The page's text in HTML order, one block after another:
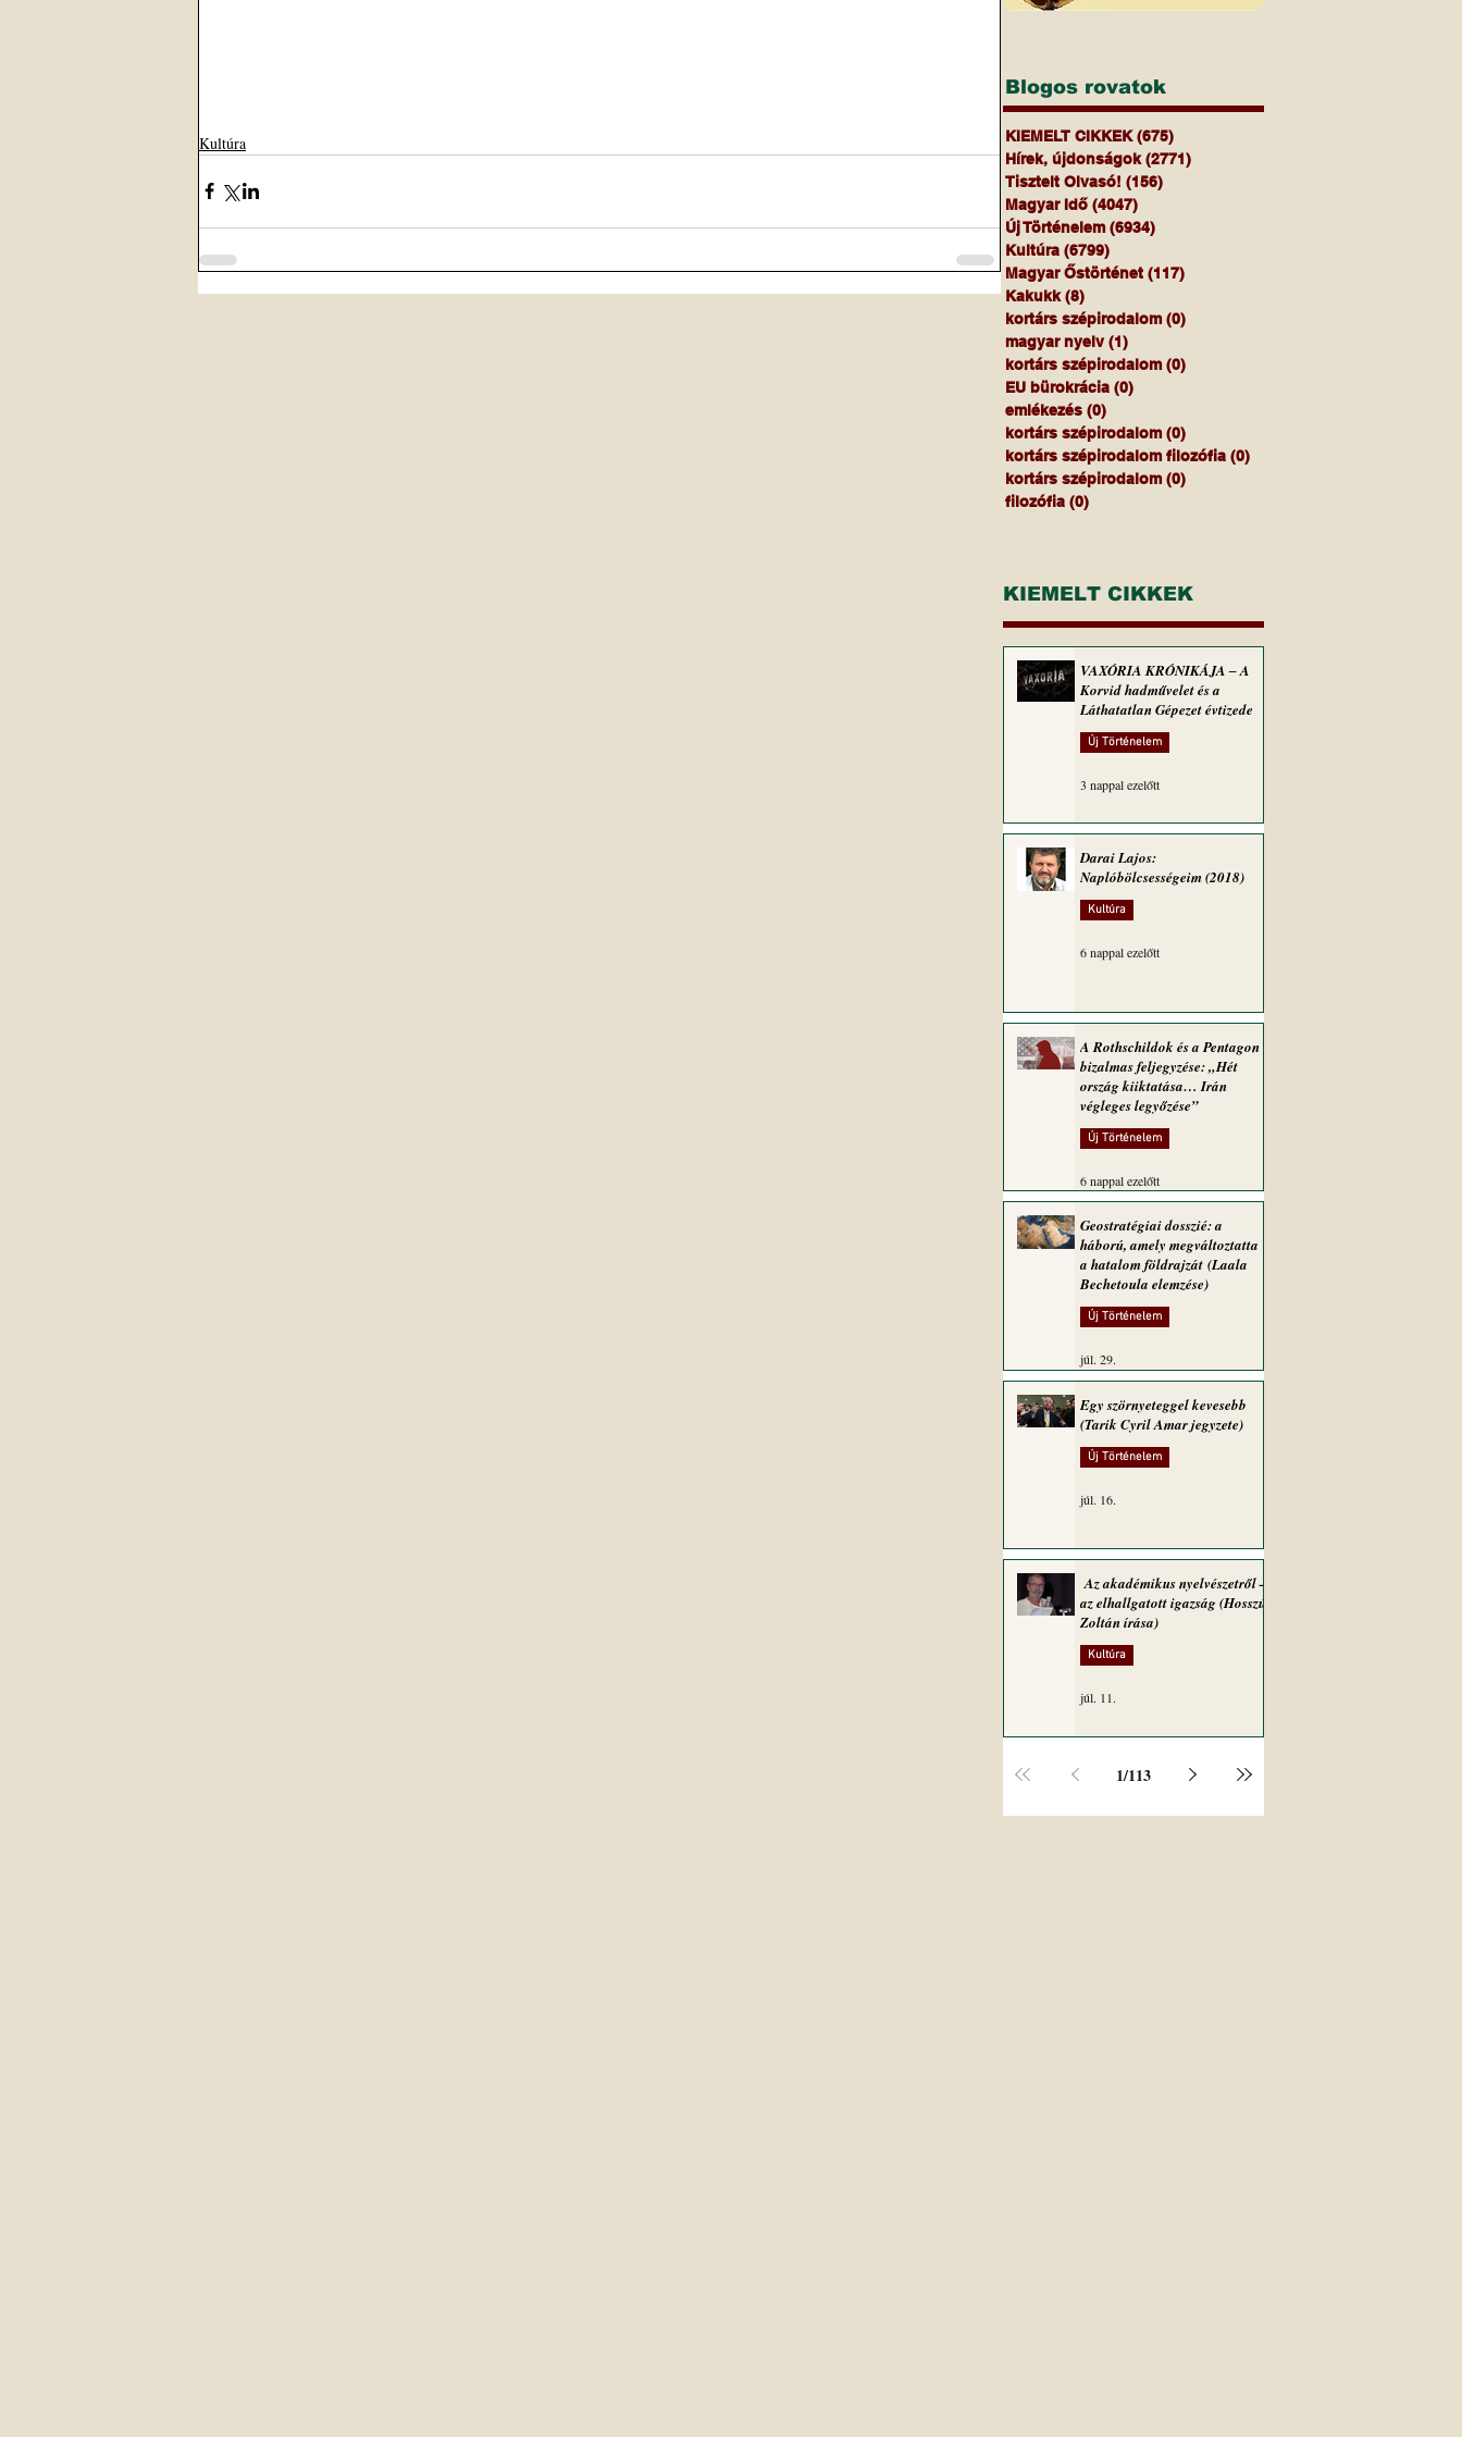
Kultúra
Blogos rovatok
KIEMELT CIKKEK (675)
Hírek, újdonságok (2771)
Tisztelt Olvasó! (156)
Magyar Idő (4047)
Új Történelem (6934)
Kultúra (6799)
Magyar Őstörténet (117)
Kakukk (8)
kortárs szépirodalom (0)
magyar nyelv (1)
kortárs szépirodalom (0)
EU bürokrácia (0)
emlékezés (0)
kortárs szépirodalom (0)
kortárs szépirodalom filozófia (0)
kortárs szépirodalom (0)
filozófia (0)
KIEMELT CIKKEK
VAXÓRIA KRÓNIKÁJA ‒ A
Korvid hadművelet és a
Láthatatlan Gépezet évtizede
Új Történelem
3 nappal ezelőtt
Darai Lajos:
Naplóbölcsességeim (2018)
Kultúra
6 nappal ezelőtt
A Rothschildok és a Pentagon
bizalmas feljegyzése: „Hét
ország kiiktatása… Irán
végleges legyőzése”
Új Történelem
6 nappal ezelőtt
Geostratégiai dosszié: a
háború, amely megváltoztatta
a hatalom földrajzát (Laala
Bechetoula elemzése)
Új Történelem
júl. 29.
Egy szörnyeteggel kevesebb
(Tarik Cyril Amar jegyzete)
Új Történelem
júl. 16.
Az akadémikus nyelvészetről –
az elhallgatott igazság (Hosszú
Zoltán írása)
Kultúra
júl. 11.
1/113